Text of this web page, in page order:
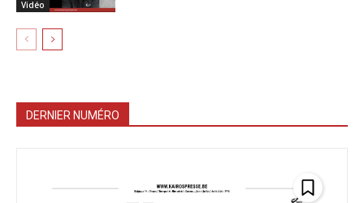
Vidéo
DERNIER NUMÉRO